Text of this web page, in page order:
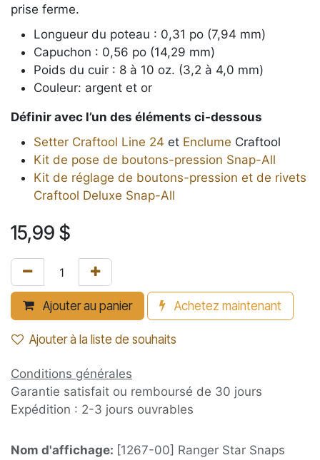
prise ferme.
Longueur du poteau : 0,31 po (7,94 mm)
Capuchon : 0,56 po (14,29 mm)
Poids du cuir : 8 à 10 oz. (3,2 à 4,0 mm)
Couleur: argent et or
Définir avec l’un des éléments ci-dessous
Setter Craftool Line 24 et Enclume Craftool
Kit de pose de boutons-pression Snap-All
Kit de réglage de boutons-pression et de rivets
Craftool Deluxe Snap-All
15,99 $
Ajouter au panier Achetez maintenant
Ajouter à la liste de souhaits
Conditions générales
Garantie satisfait ou remboursé de 30 jours
Expédition : 2-3 jours ouvrables
Nom d'affichage: [1267-00] Ranger Star Snaps